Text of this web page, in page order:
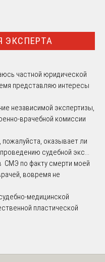
ЭКСПЕРТА
частной юридической
представляю интересы
независимой экспертизы,
врачебной комиссии
оказывает ли
судебной экс...
СМЭ по факту смерти моей
вовремя не
медицинской
пластической